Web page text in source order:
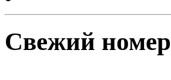
Свежий номер